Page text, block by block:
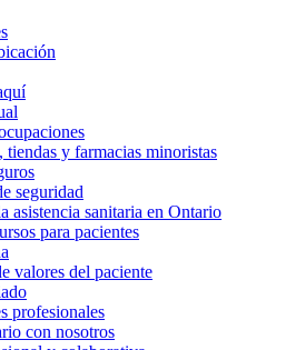
y farmacias minoristas
seguridad
asistencia sanitaria en Ontario
para pacientes
valores del paciente
profesionales
con nosotros